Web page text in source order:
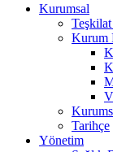
Kurumsal
Teşkilat
Kurum
Tarihçe
Yönetim